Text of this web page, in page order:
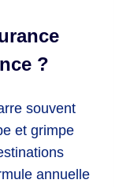
?
souvent
et grimpe
annuelle